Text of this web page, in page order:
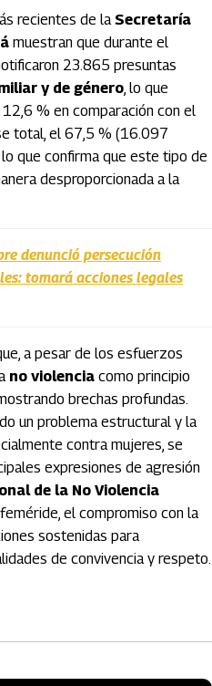
recientes de laSecretaría
muestran que durante el
23.865 presuntas
y de género, lo que
% en comparación con el
total, el 67,5 % (16.097
que confirma que este tipo de
desproporcionada a la
denunció persecución
tomará acciones legales
a pesar de los esfuerzos
no violencia como principio
brechas profundas.
un problema estructural y la
contra mujeres, se
expresiones de agresión
de la No Violencia
el compromiso con la
sostenidas para
de convivencia y respeto.